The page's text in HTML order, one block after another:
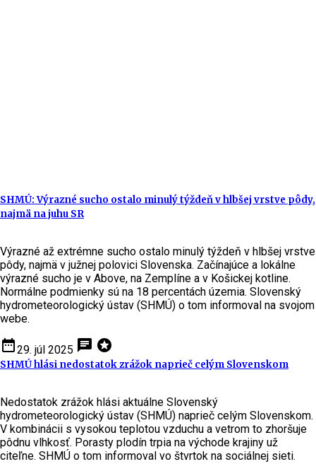
SHMÚ: Výrazné sucho ostalo minulý týždeň v hlbšej vrstve pôdy,
najmä na juhu SR
Výrazné až extrémne sucho ostalo minulý týždeň v hlbšej vrstve
pôdy, najmä v južnej polovici Slovenska. Začínajúce a lokálne
výrazné sucho je v Above, na Zemplíne a v Košickej kotline.
Normálne podmienky sú na 18 percentách územia. Slovenský
hydrometeorologický ústav (SHMÚ) o tom informoval na svojom
webe.
date_range29. júl 2025 chat stars
SHMÚ hlási nedostatok zrážok naprieč celým Slovenskom
Nedostatok zrážok hlási aktuálne Slovenský
hydrometeorologický ústav (SHMÚ) naprieč celým Slovenskom.
V kombinácii s vysokou teplotou vzduchu a vetrom to zhoršuje
pôdnu vlhkosť. Porasty plodín trpia na východe krajiny už
citeľne. SHMÚ o tom informoval vo štvrtok na sociálnej sieti.